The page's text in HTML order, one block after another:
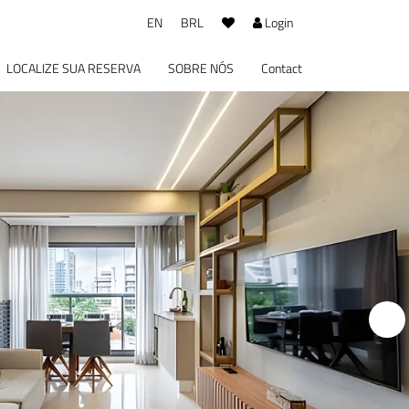
EN BRL Login
LOCALIZE SUA RESERVA SOBRE NÓS Contact